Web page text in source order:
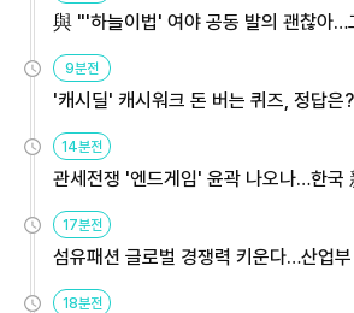
與 "'하늘이법' 여야 공동 발의 괜찮아…
9분전
'캐시딜' 캐시워크 돈 버는 퀴즈, 정답은?
14분전
관세전쟁 '엔드게임' 윤곽 나오나…한국
17분전
섬유패션 글로벌 경쟁력 키운다…산업
18분전